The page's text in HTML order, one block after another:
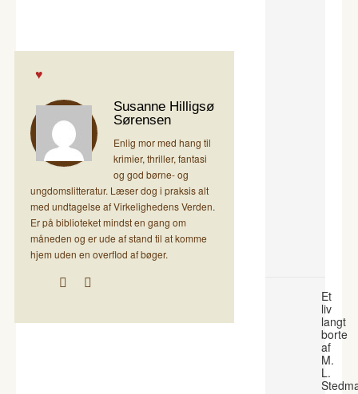
Susanne Hilligsø
Sørensen
Enlig mor med hang til
krimier, thriller, fantasi
og god børne- og
ungdomslitteratur. Læser dog i praksis alt
med undtagelse af Virkelighedens Verden.
Er på biblioteket mindst en gang om
måneden og er ude af stand til at komme
hjem uden en overflod af bøger.
Et
liv
langt
borte
af
M.
L.